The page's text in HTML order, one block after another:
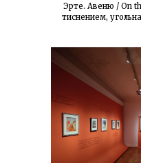
Эрте. Авеню / On
тиснением,